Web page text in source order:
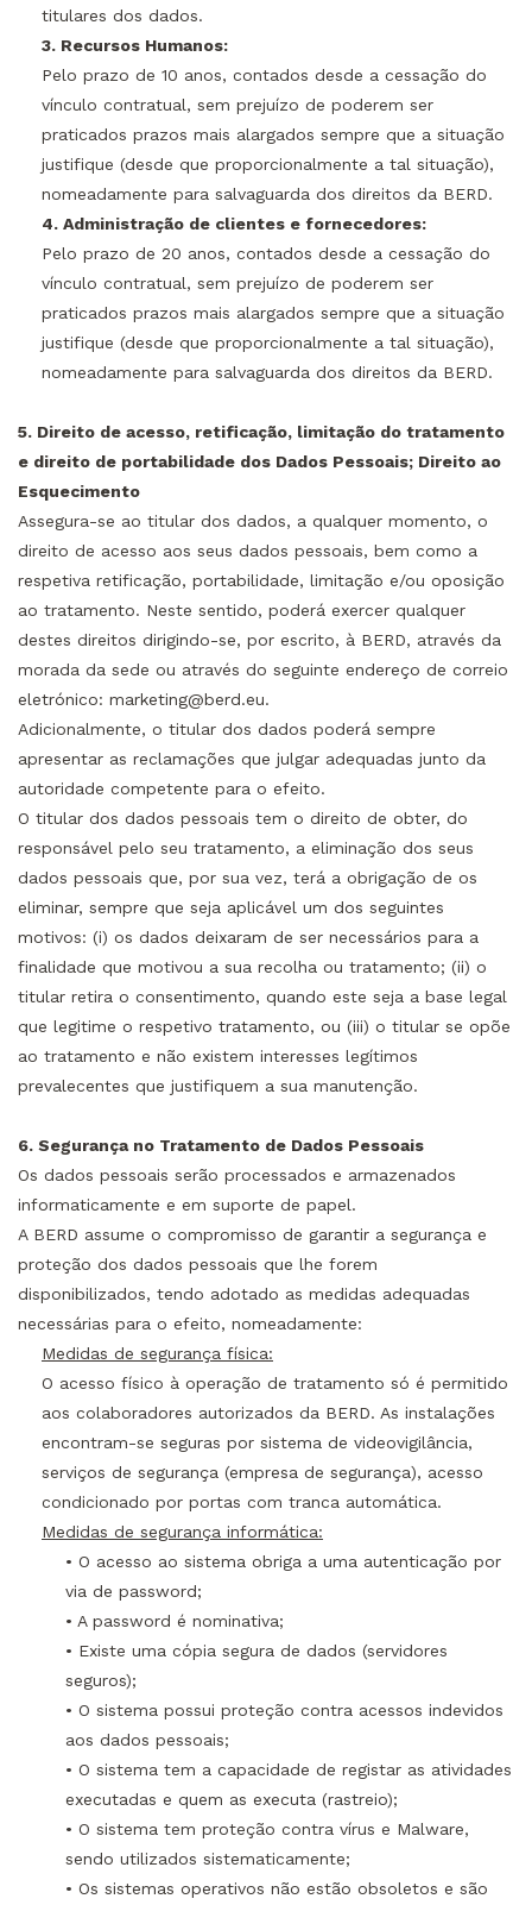
titulares dos dados.
3. Recursos Humanos:
Pelo prazo de 10 anos, contados desde a cessação do
vínculo contratual, sem prejuízo de poderem ser
praticados prazos mais alargados sempre que a situação
justifique (desde que proporcionalmente a tal situação),
nomeadamente para salvaguarda dos direitos da BERD.
4. Administração de clientes e fornecedores:
Pelo prazo de 20 anos, contados desde a cessação do
vínculo contratual, sem prejuízo de poderem ser
praticados prazos mais alargados sempre que a situação
justifique (desde que proporcionalmente a tal situação),
nomeadamente para salvaguarda dos direitos da BERD.
5. Direito de acesso, retificação, limitação do tratamento
e direito de portabilidade dos Dados Pessoais; Direito ao
Esquecimento
Assegura-se ao titular dos dados, a qualquer momento, o
direito de acesso aos seus dados pessoais, bem como a
respetiva retificação, portabilidade, limitação e/ou oposição
ao tratamento. Neste sentido, poderá exercer qualquer
destes direitos dirigindo-se, por escrito, à BERD, através da
morada da sede ou através do seguinte endereço de correio
eletrónico: marketing@berd.eu.
Adicionalmente, o titular dos dados poderá sempre
apresentar as reclamações que julgar adequadas junto da
autoridade competente para o efeito.
O titular dos dados pessoais tem o direito de obter, do
responsável pelo seu tratamento, a eliminação dos seus
dados pessoais que, por sua vez, terá a obrigação de os
eliminar, sempre que seja aplicável um dos seguintes
motivos: (i) os dados deixaram de ser necessários para a
finalidade que motivou a sua recolha ou tratamento; (ii) o
titular retira o consentimento, quando este seja a base legal
que legitime o respetivo tratamento, ou (iii) o titular se opõe
ao tratamento e não existem interesses legítimos
prevalecentes que justifiquem a sua manutenção.
6. Segurança no Tratamento de Dados Pessoais
Os dados pessoais serão processados e armazenados
informaticamente e em suporte de papel.
A BERD assume o compromisso de garantir a segurança e
proteção dos dados pessoais que lhe forem
disponibilizados, tendo adotado as medidas adequadas
necessárias para o efeito, nomeadamente:
Medidas de segurança física:
O acesso físico à operação de tratamento só é permitido
aos colaboradores autorizados da BERD. As instalações
encontram-se seguras por sistema de videovigilância,
serviços de segurança (empresa de segurança), acesso
condicionado por portas com tranca automática.
Medidas de segurança informática:
• O acesso ao sistema obriga a uma autenticação por
via de password;
• A password é nominativa;
• Existe uma cópia segura de dados (servidores
seguros);
• O sistema possui proteção contra acessos indevidos
aos dados pessoais;
• O sistema tem a capacidade de registar as atividades
executadas e quem as executa (rastreio);
• O sistema tem proteção contra vírus e Malware,
sendo utilizados sistematicamente;
• Os sistemas operativos não estão obsoletos e são